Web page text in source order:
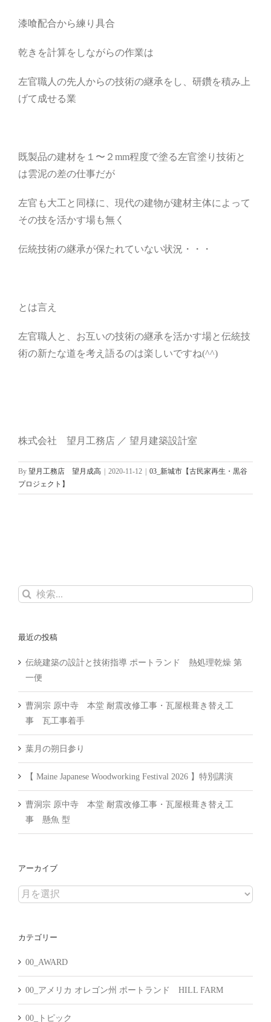
漆喰配合から練り具合
乾きを計算をしながらの作業は
左官職人の先人からの技術の継承をし、研鑽を積み上
げて成せる業
既製品の建材を１〜２mm程度で塗る左官塗り技術と
は雲泥の差の仕事だが
左官も大工と同様に、現代の建物が建材主体によって
その技を活かす場も無く
伝統技術の継承が保たれていない状況・・・
とは言え
左官職人と、お互いの技術の継承を活かす場と伝統技
術の新たな道を考え語るのは楽しいですね(^^)
株式会社 望月工務店 ／ 望月建築設計室
By 望月工務店 望月成高 2020-11-12
03_新城市【古民家再生・黒谷
プロジェクト】
検
最近の投稿
伝統建築の設計と技術指導 ポートランド 熱処理乾燥 第
一便
曹洞宗 原中寺 本堂 耐震改修工事・瓦屋根葺き替え工
事 瓦工事着手
葉月の朔日参り
【 Maine Japanese Woodworking Festival 2026 】特別講演
曹洞宗 原中寺 本堂 耐震改修工事・瓦屋根葺き替え工
事 懸魚 型
アーカイブ
ア
イ
カテゴリー
00_AWARD
00_アメリカ オレゴン州 ポートランド HILL FARM
00_トピック